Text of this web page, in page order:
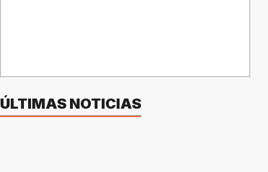
ÚLTIMAS NOTICIAS